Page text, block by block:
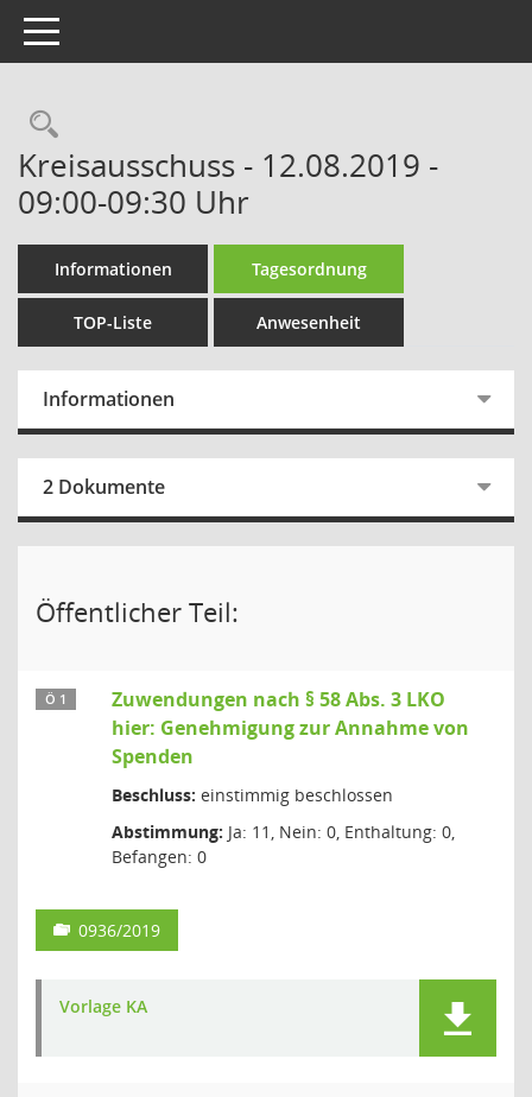
Toggle navigation
Rechercheauswahl
Kreisausschuss - 12.08.2019 -
09:00-09:30 Uhr
Informationen Tagesordnung
TOP-Liste Anwesenheit
Informationen
2 Dokumente
Öffentlicher Teil:
Ö 1
Zuwendungen nach § 58 Abs. 3 LKO
hier: Genehmigung zur Annahme von
Spenden
Beschluss: einstimmig beschlossen
Abstimmung: Ja: 11, Nein: 0, Enthaltung: 0,
Befangen: 0
0936/2019
Vorlage KA